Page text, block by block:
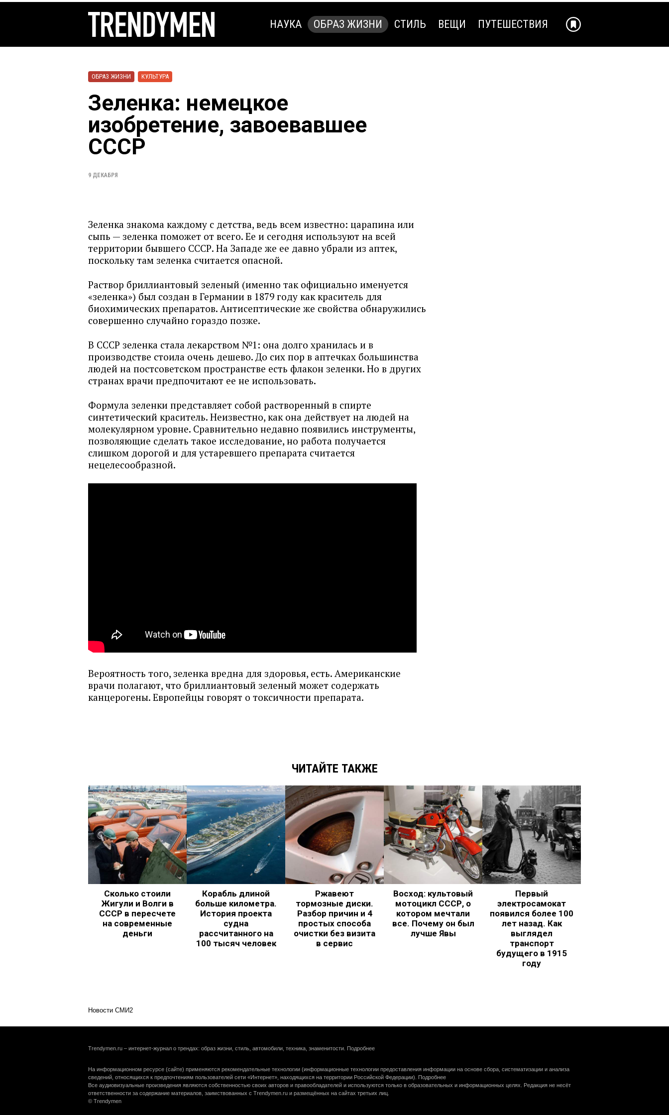
НАУКА ОБРАЗ ЖИЗНИ СТИЛЬ ВЕЩИ ПУТЕШЕСТВИЯ
ОБРАЗ ЖИЗНИ КУЛЬТУРА
Зеленка: немецкое
изобретение, завоевавшее
СССР
9 ДЕКАБРЯ
Зеленка знакома каждому с детства, ведь всем известно: царапина или
сыпь — зеленка поможет от всего. Ее и сегодня используют на всей
территории бывшего СССР. На Западе же ее давно убрали из аптек,
поскольку там зеленка считается опасной.
Раствор бриллиантовый зеленый (именно так официально именуется
«зеленка») был создан в Германии в 1879 году как краситель для
биохимических препаратов. Антисептические же свойства обнаружились
совершенно случайно гораздо позже.
В СССР зеленка стала лекарством №1: она долго хранилась и в
производстве стоила очень дешево. До сих пор в аптечках большинства
людей на постсоветском пространстве есть флакон зеленки. Но в других
странах врачи предпочитают ее не использовать.
Формула зеленки представляет собой растворенный в спирте
синтетический краситель. Неизвестно, как она действует на людей на
молекулярном уровне. Сравнительно недавно появились инструменты,
позволяющие сделать такое исследование, но работа получается
слишком дорогой и для устаревшего препарата считается
нецелесообразной.
Вероятность того, зеленка вредна для здоровья, есть. Американские
врачи полагают, что бриллиантовый зеленый может содержать
канцерогены. Европейцы говорят о токсичности препарата.
ЧИТАЙТЕ ТАКЖЕ
Сколько стоили
Жигули и Волги в
СССР в пересчете
на современные
деньги
Корабль длиной
больше километра.
История проекта
судна
рассчитанного на
100 тысяч человек
Ржавеют
тормозные диски.
Разбор причин и 4
простых способа
очистки без визита
в сервис
Восход: культовый
мотоцикл СССР, о
котором мечтали
все. Почему он был
лучше Явы
Первый
электросамокат
появился более 100
лет назад. Как
выглядел
транспорт
будущего в 1915
году
Новости СМИ2
Trendymen.ru – интернет-журнал о трендах: образ жизни, стиль, автомобили, техника, знаменитости. Подробнее
На информационном ресурсе (сайте) применяются рекомендательные технологии (информационные технологии предоставления информации на основе сбора, систематизации и анализа
сведений, относящихся к предпочтениям пользователей сети «Интернет», находящихся на территории Российской Федерации). Подробнее
Все аудиовизуальные произведения являются собственностью своих авторов и правообладателей и используются только в образовательных и информационных целях. Редакция не несёт
ответственности за содержание материалов, заимствованных с Trendymen.ru и размещённых на сайтах третьих лиц.
© Trendymen